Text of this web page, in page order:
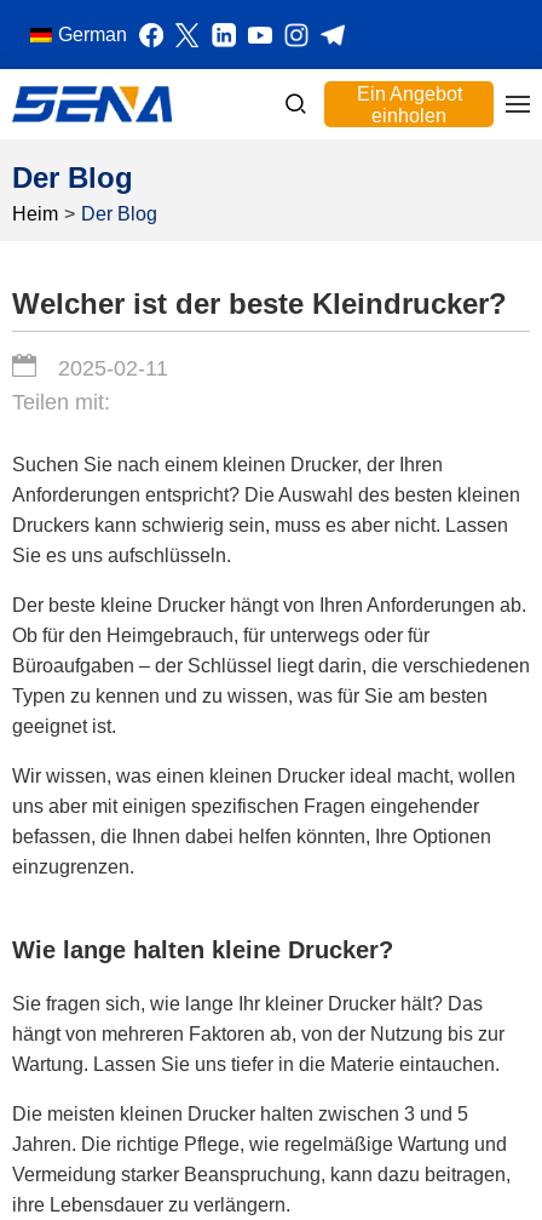
German
Ein Angebot
einholen
Der Blog
Heim > Der Blog
Welcher ist der beste Kleindrucker?
2025-02-11
Teilen mit:
Suchen Sie nach einem kleinen Drucker, der Ihren
Anforderungen entspricht? Die Auswahl des besten kleinen
Druckers kann schwierig sein, muss es aber nicht. Lassen
Sie es uns aufschlüsseln.
Der beste kleine Drucker hängt von Ihren Anforderungen ab.
Ob für den Heimgebrauch, für unterwegs oder für
Büroaufgaben – der Schlüssel liegt darin, die verschiedenen
Typen zu kennen und zu wissen, was für Sie am besten
geeignet ist.
Wir wissen, was einen kleinen Drucker ideal macht, wollen
uns aber mit einigen spezifischen Fragen eingehender
befassen, die Ihnen dabei helfen könnten, Ihre Optionen
einzugrenzen.
Wie lange halten kleine Drucker?
Sie fragen sich, wie lange Ihr kleiner Drucker hält? Das
hängt von mehreren Faktoren ab, von der Nutzung bis zur
Wartung. Lassen Sie uns tiefer in die Materie eintauchen.
Die meisten kleinen Drucker halten zwischen 3 und 5
Jahren. Die richtige Pflege, wie regelmäßige Wartung und
Vermeidung starker Beanspruchung, kann dazu beitragen,
ihre Lebensdauer zu verlängern.